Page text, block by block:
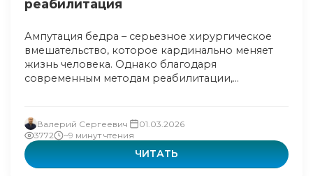
реабилитация
Ампутация бедра – серьезное хирургическое
вмешательство, которое кардинально меняет
жизнь человека. Однако благодаря
современным методам реабилитации,...
Валерий Сергеевич
01.03.2026
3772
~9 минут чтения
ЧИТАТЬ